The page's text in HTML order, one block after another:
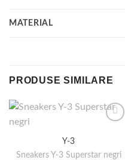
MATERIAL
PRODUSE SIMILARE
Y-3
Sneakers Y-3 Superstar negri